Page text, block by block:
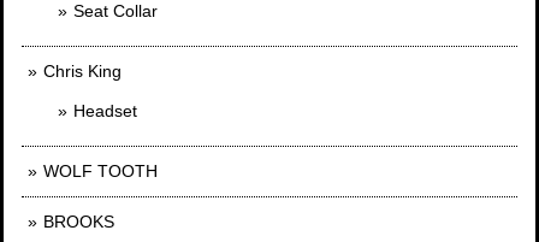
Seat Collar
Chris King
Headset
WOLF TOOTH
BROOKS